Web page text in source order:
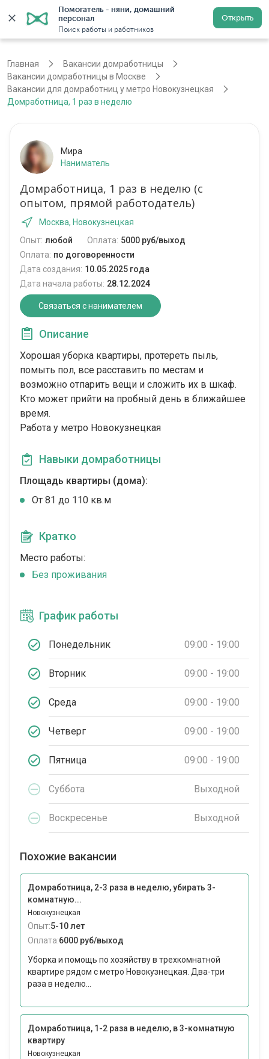
Помогатель - няни, домашний
персонал
Поиск работы и работников
Открыть
Регистрация
Главная
Вакансии домработницы
Вакансии домработницы в Москве
Вакансии для домработниц у метро Новокузнецкая
Домработница, 1 раз в неделю
Мира
Наниматель
Домработница, 1 раз в неделю (с
опытом, прямой работодатель)
Москва, Новокузнецкая
Опыт: любой Оплата: 5000 руб/выход
Оплата: по договоренности
Дата создания: 10.05.2025 года
Дата начала работы: 28.12.2024
Связаться с нанимателем
Описание
Хорошая уборка квартиры, протереть пыль,
помыть пол, все расставить по местам и
возможно отпарить вещи и сложить их в шкаф.
Кто может прийти на пробный день в ближайшее
время.
Работа у метро Новокузнецкая
Навыки домработницы
Площадь квартиры (дома):
От 81 до 110 кв.м
Кратко
Место работы:
Без проживания
График работы
Понедельник 09:00 - 19:00
Вторник 09:00 - 19:00
Среда 09:00 - 19:00
Четверг 09:00 - 19:00
Пятница 09:00 - 19:00
Суббота Выходной
Воскресенье Выходной
Похожие вакансии
Домработница, 2-3 раза в неделю, убирать 3-
комнатную...
Новокузнецкая
Опыт:5-10 лет
Оплата:6000 руб/выход
Уборка и помощь по хозяйству в трехкомнатной
квартире рядом с метро Новокузнецкая. Два-три
раза в неделю...
Домработница, 1-2 раза в неделю, в 3-комнатную
квартиру
Новокузнецкая